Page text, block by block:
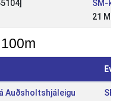
SM-kval
21 May
Event
Auðsholtshjáleigu
SE: